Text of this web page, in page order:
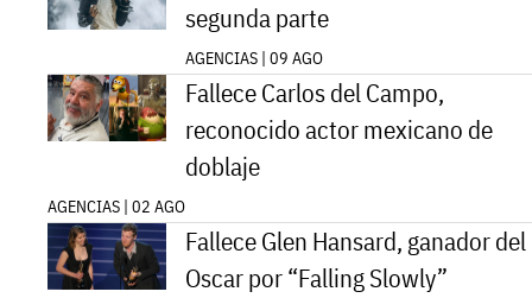
segunda parte
AGENCIAS | 09 AGO
Fallece Carlos del Campo,
reconocido actor mexicano de
doblaje
AGENCIAS | 02 AGO
Fallece Glen Hansard, ganador del
Oscar por “Falling Slowly”